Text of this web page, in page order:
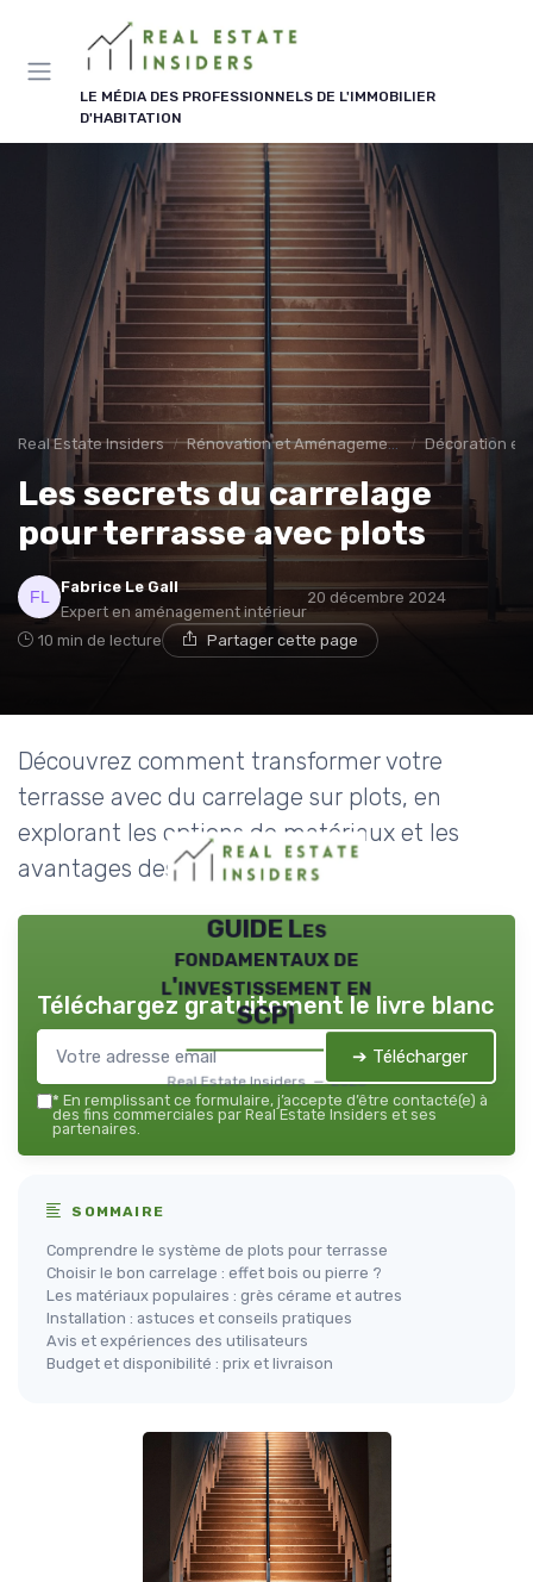
LE MÉDIA DES PROFESSIONNELS DE L'IMMOBILIER
D'HABITATION
Real Estate Insiders Rénovation et Aménagement Décoration et
Les secrets du carrelage
pour terrasse avec plots
Fabrice Le Gall
Expert en aménagement intérieur
20 décembre 2024
10 min de lecture Partager cette page
Découvrez comment transformer votre
terrasse avec du carrelage sur plots, en
explorant les options de matériaux et les
avantages des plots réglables.
GUIDE Les
fondamentaux de
l'investissement en
SCPI
Real Estate Insiders — 2026
Téléchargez gratuitement le livre blanc
➔ Télécharger
* En remplissant ce formulaire, j’accepte d’être contacté(e) à
des fins commerciales par Real Estate Insiders et ses
partenaires.
SOMMAIRE
Comprendre le système de plots pour terrasse
Choisir le bon carrelage : effet bois ou pierre ?
Les matériaux populaires : grès cérame et autres
Installation : astuces et conseils pratiques
Avis et expériences des utilisateurs
Budget et disponibilité : prix et livraison